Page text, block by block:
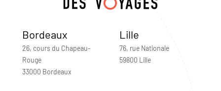
Bordeaux
26, cours du Chapeau-
Rouge
33000 Bordeaux
Lille
76, rue Nationale
59800 Lille